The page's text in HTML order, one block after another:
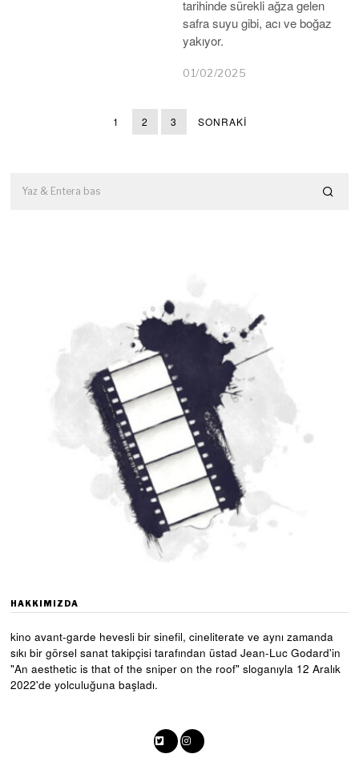
tarihinde sürekli ağza gelen
safra suyu gibi, acı ve boğaz
yakıyor.
01/02/2025
1 2 3 SONRAKI
HAKKIMIZDA
kino avant-garde hevesli bir sinefil, cineliterate ve aynı zamanda
sıkı bir görsel sanat takipçisi tarafından üstad Jean-Luc Godard'in
"An aesthetic is that of the sniper on the roof" sloganıyla 12 Aralık
2022'de yolculuğuna başladı.